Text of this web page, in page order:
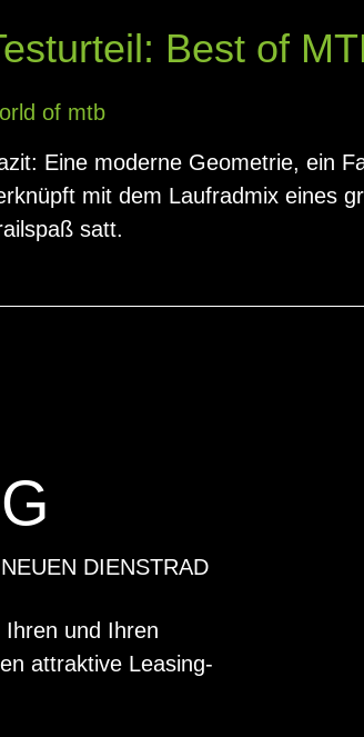
Best of
of mtb
Eine moderne Geometrie, ein
mit dem Laufradmix eines
satt.
DIENSTRAD
und Ihren
attraktive Leasing-